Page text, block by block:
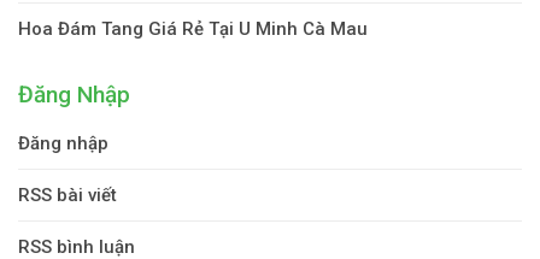
Hoa Đám Tang Giá Rẻ Tại U Minh Cà Mau
Đăng Nhập
Đăng nhập
RSS bài viết
RSS bình luận